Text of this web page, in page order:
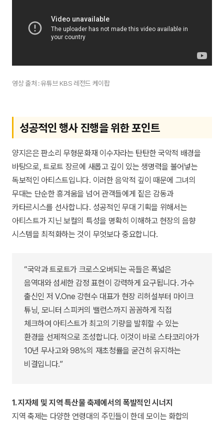
영상 출처 : 유튜브 KBS 레전드 케이팝
성공적인 행사 진행을 위한 포인트
양지은은 판소리 무형문화재 이수자라는 탄탄한 국악적 배경을
바탕으로, 트로트 장르에 새롭고 깊이 있는 생명력을 불어넣는
독보적인 아티스트입니다. 이러한 음악적 깊이 때문에 그녀의
무대는 단순한 흥겨움을 넘어 관객들에게 짙은 감동과
카타르시스를 선사합니다. 성공적인 무대 기획을 위해서는
아티스트가 지닌 보컬의 특성을 명확히 이해하고 현장의 음향
시스템을 최적화하는 것이 무엇보다 중요합니다.
“국악과 트로트가 크로스오버되는 곡들은 폭넓은
음역대와 섬세한 감정 표현이 강력하게 요구됩니다. 가수
출신인 저 V.One 강현수 대표가 현장 리허설부터 마이크
튜닝, 모니터 스피커의 밸런스까지 꼼꼼하게 직접
체크하여 아티스트가 최고의 기량을 발휘할 수 있는
환경을 선제적으로 조성합니다. 이것이 바로 스타코리아가
10년 무사고와 98%의 재초청률을 굳건히 유지하는
비결입니다.”
1. 지자체 및 지역 특산물 축제에서의 폭발적인 시너지
지역 축제는 다양한 연령대의 주민들이 한데 모이는 화합의